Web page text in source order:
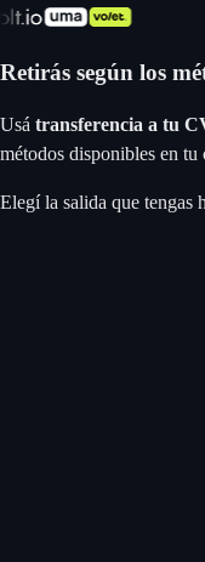
Retirás según los
Usá transferencia a tu
métodos disponibles en tu
Elegí la salida que tengas